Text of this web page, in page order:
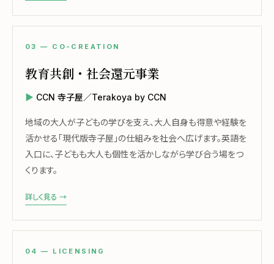
03 — CO-CREATION
教育共創・社会還元事業
CCN 寺子屋／Terakoya by CCN
地域の大人が子どもの学びを支え、大人自身も得意や経験を
活かせる「現代版寺子屋」の仕組みを社会へ広げます。英語を
入口に、子どもも大人も個性を活かしながら学び合う場をつ
くります。
詳しく見る →
04 — LICENSING